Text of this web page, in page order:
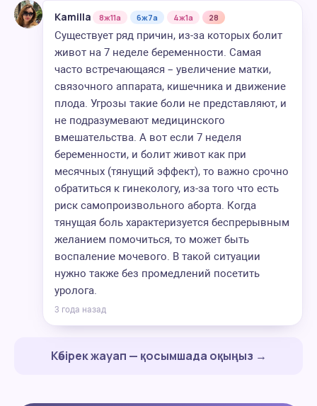
Kamilla 8ж11а 6ж7а 4ж1а 28
Существует ряд причин, из-за которых болит
живот на 7 неделе беременности. Самая
часто встречающаяся – увеличение матки,
связочного аппарата, кишечника и движение
плода. Угрозы такие боли не представляют, и
не подразумевают медицинского
вмешательства. А вот если 7 неделя
беременности, и болит живот как при
месячных (тянущий эффект), то важно срочно
обратиться к гинекологу, из-за того что есть
риск самопроизвольного аборта. Когда
тянущая боль характеризуется беспрерывным
желанием помочиться, то может быть
воспаление мочевого. В такой ситуации
нужно также без промедлений посетить
уролога.
3 года назад
Көбірек жауап — қосымшада оқыңыз →